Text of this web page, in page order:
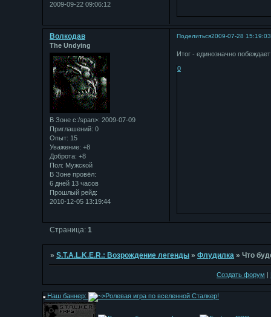
2009-09-22 09:06:12
Поделиться2009-07-28 15:19:03
Bолкодав
The Undying
В Зоне с:/span>: 2009-07-09
Приглашений: 0
Опыт: 15
Уважение: +8
Доброта: +8
Пол: Мужской
В Зоне провёл:
6 дней 13 часов
Прошлый рейд:
2010-12-05 13:19:44
Итог - единозначно
0
Страница:1
»S.T.A.L.K.E.R.: Возрождение легенды »Флудилка »Что
Создать форум |
Наш баннер: